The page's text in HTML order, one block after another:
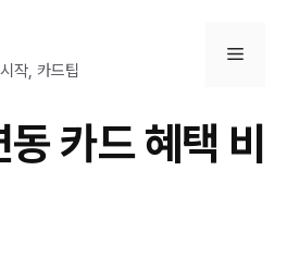
작, 카드팁
메
카드 혜택 비